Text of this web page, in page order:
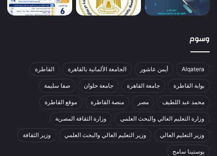
وسوم
Alqatera أيمن عاشور الجامعة الألمانية بالقاهرة القاطرة
بوابة القاطرة جامعة القاهرة جامعة حلوان صفا سليمة
محمد عبد اللطيف مصر منصة القاطرة موقع القاطرة
وزارة التعليم العالي والبحث العلمي وزارة الثقافة المصرية
وزير التعليم العالي وزير التعليم العالي والبحث العلمي وزير الثقافة
يوستينا سامح